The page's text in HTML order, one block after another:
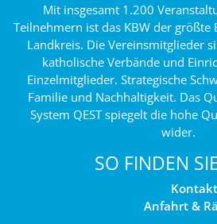
Mit insgesamt 1.200
Teilnehmern ist das KBW der größte
Landkreis. Die Vereinsmitglieder
katholische Verbände und
Einzelmitglieder. Strategische
Familie und Nachhaltigkeit. Das
System QEST spiegelt die hohe
wider.
SO FINDEN
Kontakt
Anfahrt &